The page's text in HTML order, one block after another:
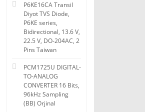
P6KE16CA Transil
Diyot TVS Diode,
P6KE series,
Bidirectional, 13.6 V,
22.5 V, DO-204AC, 2
Pins Taiwan
PCM1725U DIGITAL-
TO-ANALOG
CONVERTER 16 Bits,
96kHz Sampling
(BB) Orjinal